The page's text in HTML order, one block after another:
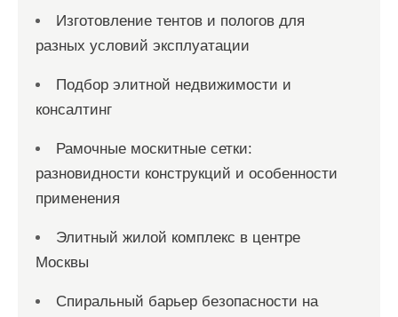
Изготовление тентов и пологов для
разных условий эксплуатации
Подбор элитной недвижимости и
консалтинг
Рамочные москитные сетки:
разновидности конструкций и особенности
применения
Элитный жилой комплекс в центре
Москвы
Спиральный барьер безопасности на